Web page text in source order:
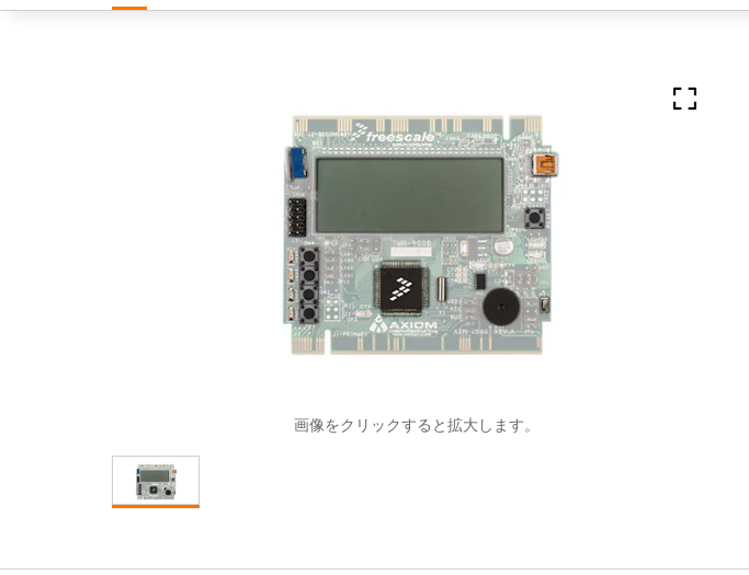
画像をクリックすると拡大します。